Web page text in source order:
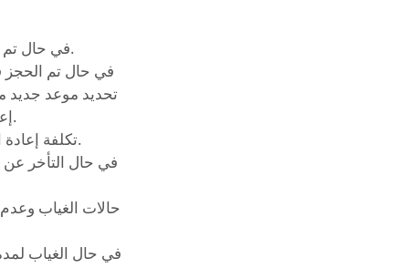
حالات الغياب وعدم